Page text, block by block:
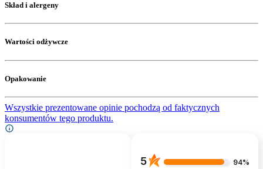
Skład i alergeny
Wartości odżywcze
Opakowanie
Wszystkie prezentowane opinie pochodzą od faktycznych
konsumentów tego produktu.
5 94%